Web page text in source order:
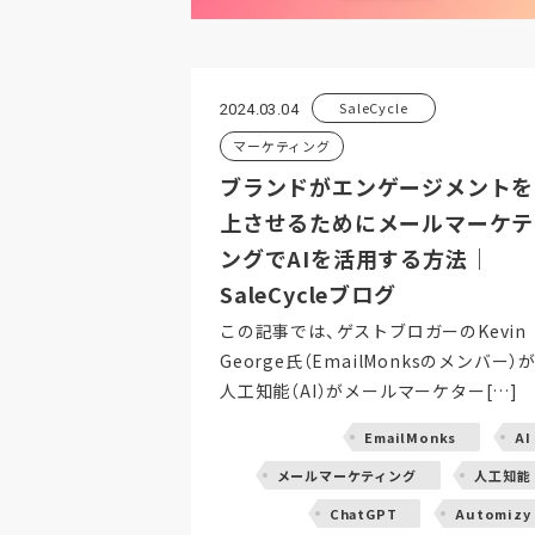
2024.03.04
SaleCycle
マーケティング
ブランドがエンゲージメント
上させるためにメールマーケテ
ングでAIを活用する方法｜
SaleCycleブログ
この記事では、ゲストブロガーのKevin
George氏（EmailMonksのメンバー）が
人工知能（AI）がメールマーケター[…]
EmailMonks
AI
メールマーケティング
人工知能
ChatGPT
Automizy